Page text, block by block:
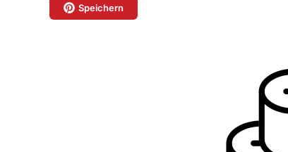
Speichern